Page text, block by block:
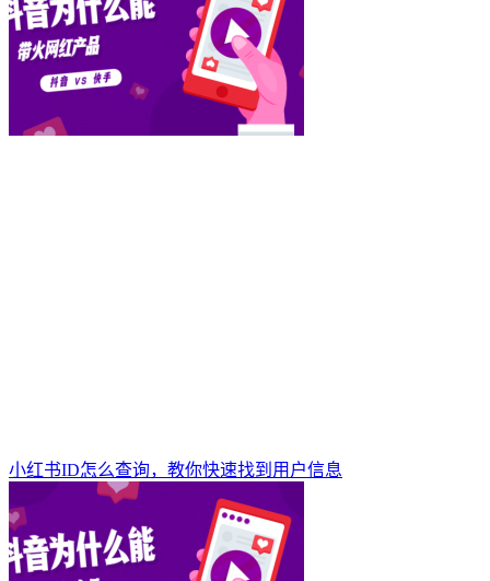
小红书ID怎么查询，教你快速找到用户信息